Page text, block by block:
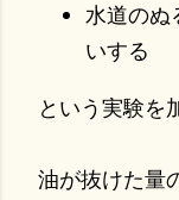
水道のぬ
いする
という実験を
油が抜けた量